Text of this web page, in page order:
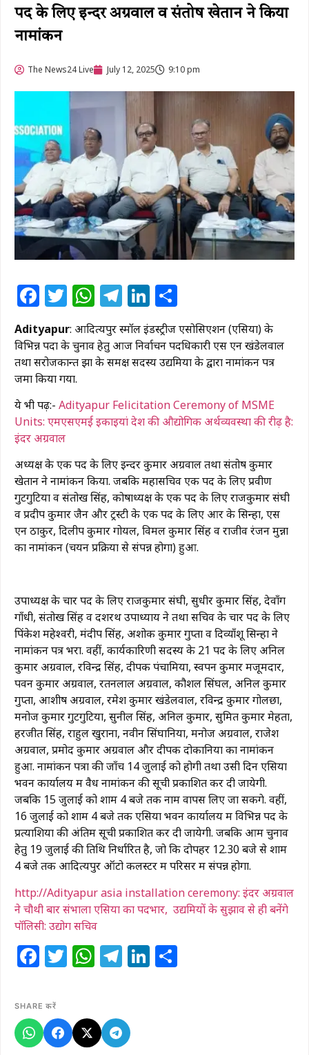
पद के लिए इन्दर अग्रवाल व संतोष खेतान ने किया
नामांकन
The News24 Live July 12, 2025 9:10 pm
Facebook
Twitter
WhatsApp
Telegram
LinkedIn
Adityapur: आदित्यपुर स्मॉल इंडस्ट्रीज एसोसिएशन (एसिया) के
विभिन्न पदों के चुनाव हेतु आज निर्वाचन पदधिकारी एस एन खंडेलवाल
तथा सरोजकान्त झा के समक्ष सदस्य उद्यमियों के द्वारा नामांकन पत्र
जमा किया गया.
ये भी पढ़ें:- Adityapur Felicitation Ceremony of MSME
Units: एमएसएमई इकाइयां देश की औद्योगिक अर्थव्यवस्था की रीढ़ है:
इंदर अग्रवाल
अध्यक्ष के एक पद के लिए इन्दर कुमार अग्रवाल तथा संतोष कुमार
खेतान ने नामांकन किया. जबकि महासचिव एक पद के लिए प्रवीण
गुटगुटिया व संतोख सिंह, कोषाध्यक्ष के एक पद के लिए राजकुमार संघी
व प्रदीप कुमार जैन और ट्रस्टी के एक पद के लिए आर के सिन्हा, एस
एन ठाकुर, दिलीप कुमार गोयल, विमल कुमार सिंह व राजीव रंजन मुन्ना
का नामांकन (चयन प्रक्रिया से संपन्न होगा) हुआ.
उपाध्यक्ष के चार पद के लिए राजकुमार संघी, सुधीर कुमार सिंह, देवाँग
गाँधी, संतोख सिंह व दशरथ उपाध्याय ने तथा सचिव के चार पद के लिए
पिंकेश महेश्वरी, मंदीप सिंह, अशोक कुमार गुप्ता व दिव्याँशू सिन्हा ने
नामांकन पत्र भरा. वहीं, कार्यकारिणी सदस्य के 21 पद के लिए अनिल
कुमार अग्रवाल, रविन्द्र सिंह, दीपक पंचामिया, स्वपन कुमार मजूमदार,
पवन कुमार अग्रवाल, रतनलाल अग्रवाल, कौशल सिंघल, अनिल कुमार
गुप्ता, आशीष अग्रवाल, रमेश कुमार खंडेलवाल, रविन्द्र कुमार गोलछा,
मनोज कुमार गुटगुटिया, सुनील सिंह, अनिल कुमार, सुमित कुमार मेहता,
हरजीत सिंह, राहुल खुराना, नवीन सिंघानिया, मनोज अग्रवाल, राजेश
अग्रवाल, प्रमोद कुमार अग्रवाल और दीपक दोकानिया का नामांकन
हुआ. नामांकन पत्रों की जाँच 14 जुलाई को होगी तथा उसी दिन एसिया
भवन कार्यालय में वैध नामांकन की सूची प्रकाशित कर दी जायेगी.
जबकि 15 जुलाई को शाम 4 बजे तक नाम वापस लिए जा सकेंगे. वहीं,
16 जुलाई को शाम 4 बजे तक एसिया भवन कार्यालय में विभिन्न पद के
प्रत्याशियों की अंतिम सूची प्रकाशित कर दी जायेगी. जबकि आम चुनाव
हेतु 19 जुलाई की तिथि निर्धारित है, जो कि दोपहर 12.30 बजे से शाम
4 बजे तक आदित्यपुर ऑटो कलस्टर में परिसर में संपन्न होगा.
http://Adityapur asia installation ceremony: इंदर अग्रवाल
ने चौथी बार संभाला एसिया का पदभार, उद्यमियों के सुझाव से ही बनेंगे
पॉलिसी: उद्योग सचिव
Facebook
Twitter
WhatsApp
Telegram
LinkedIn
SHARE करें